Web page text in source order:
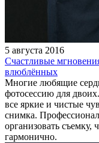
5 августа 2016
Счастливые
влюблённых
Многие любящие
фотосессию для
все яркие и чистые
снимка.
организовать съемку,
гармонично.